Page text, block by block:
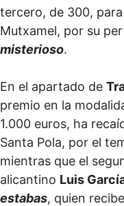
tercero, de 300, para
Mutxamel, por su
misterioso.
En el apartado de
premio en la
1.000 euros, ha
Santa Pola, por el
mientras que el
alicantino Luis
estabas, quien